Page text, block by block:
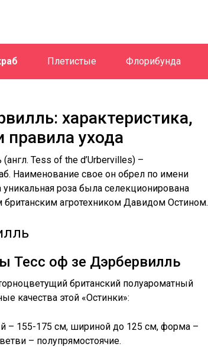
Плетистые Флорибунда
характеристика,
правила ухода
Tess of the d’Urbervilles) –
Наименование свое он обрел по имени
роза была селекционирована
агротехником Давидом Остином.
Тесс оф зе Дэрбервилль
британский полуароматный
качества этой «Остинки»:
– 155-175 см, шириной до 125 см, форма –
– полупрямостоячие.